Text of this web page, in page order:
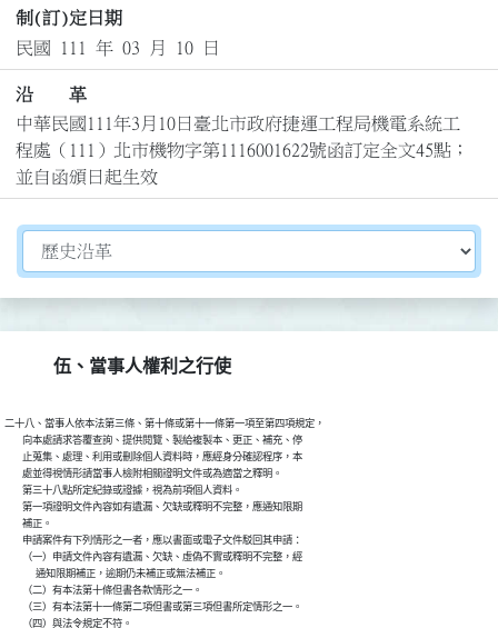
制(訂)定日期
民國 111 年 03 月 10 日
沿 革
中華民國111年3月10日臺北市政府捷運工程局機電系統工
程處（111）北市機物字第1116001622號函訂定全文45點；
並自函頒日起生效
切換選擇法規資訊內容
伍、當事人權利之行使
二十八、當事人依本法第三條、第十條或第十一條第一項至第四項規定，
        向本處請求答覆查詢、提供閱覽、製給複製本、更正、補充、停
        止蒐集、處理、利用或刪除個人資料時，應經身分確認程序，本
        處並得視情形請當事人檢附相關證明文件或為適當之釋明。
        第三十八點所定紀錄或證據，視為前項個人資料。
        第一項證明文件內容如有遺漏、欠缺或釋明不完整，應通知限期
        補正。
        申請案件有下列情形之一者，應以書面或電子文件駁回其申請：
        （一）申請文件內容有遺漏、欠缺、虛偽不實或釋明不完整，經
              通知限期補正，逾期仍未補正或無法補正。
        （二）有本法第十條但書各款情形之一。
        （三）有本法第十一條第二項但書或第三項但書所定情形之一。
        （四）與法令規定不符。